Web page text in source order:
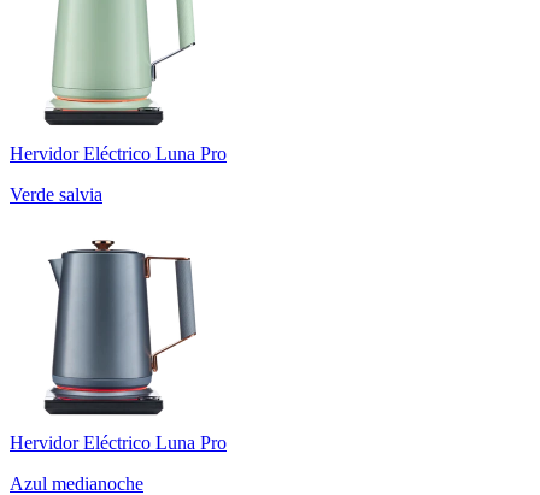
Hervidor Eléctrico Luna Pro
Verde salvia
Hervidor Eléctrico Luna Pro
Azul medianoche